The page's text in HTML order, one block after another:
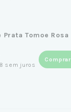
Prata Tomoe Rosa
sem juros
Comprar